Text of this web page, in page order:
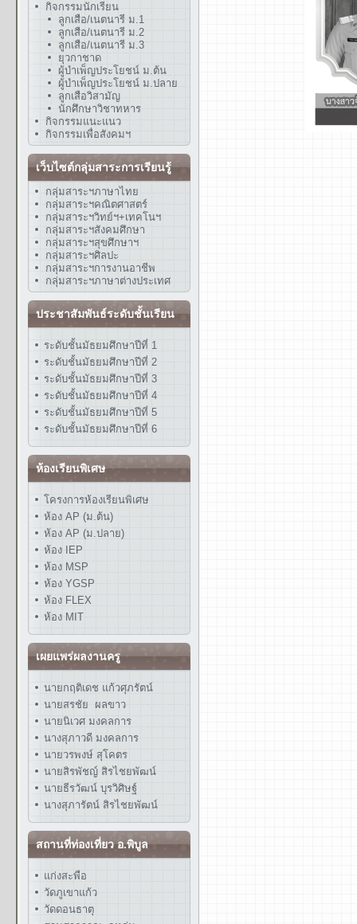
กิจกรรมนักเรียน
ลูกเสือ/เนตนารี ม.1
ลูกเสือ/เนตนารี ม.2
ลูกเสือ/เนตนารี ม.3
ยุวกาชาด
ผู้บำเพ็ญประโยชน์ ม.ต้น
ผู้บำเพ็ญประโยชน์ ม.ปลาย
ลูกเสือวิสามัญ
นักศึกษาวิชาทหาร
กิจกรรมแนะแนว
กิจกรรมเพื่อสังคมฯ
เว็บไซต์กลุ่มสาระการเรียนรู้
กลุ่มสาระฯภาษาไทย
กลุ่มสาระฯคณิตศาสตร์
กลุ่มสาระฯวิทย์ฯ+เทคโนฯ
กลุ่มสาระฯสังคมศึกษา
กลุ่มสาระฯสุขศึกษาฯ
กลุ่มสาระฯศิลปะ
กลุ่มสาระฯการงานอาชีพ
กลุ่มสาระฯภาษาต่างประเทศ
ประชาสัมพันธ์ระดับชั้นเรียน
ระดับชั้นมัธยมศึกษาปีที่ 1
ระดับชั้นมัธยมศึกษาปีที่ 2
ระดับชั้นมัธยมศึกษาปีที่ 3
ระดับชั้นมัธยมศึกษาปีที่ 4
ระดับชั้นมัธยมศึกษาปีที่ 5
ระดับชั้นมัธยมศึกษาปีที่ 6
ห้องเรียนพิเศษ
โครงการห้องเรียนพิเศษ
ห้อง AP (ม.ต้น)
ห้อง AP (ม.ปลาย)
ห้อง IEP
ห้อง MSP
ห้อง YGSP
ห้อง FLEX
ห้อง MIT
เผยแพร่ผลงานครู
นายกฤติเดช แก้วศุภรัตน์
นายสรชัย ผลขาว
นายนิเวศ มงคลการ
นางสุภาวดี มงคลการ
นายวรพงษ์ สุโคตร
นายสิรพัชญ์ สิรไชยพัฒน์
นายธีรวัฒน์ บุรวิศิษฐ์
นางสุภารัตน์ สิรไชยพัฒน์
สถานที่ท่องเที่ยว อ.พิบูล
แก่งสะพือ
วัดภูเขาแก้ว
วัดดอนธาตุ